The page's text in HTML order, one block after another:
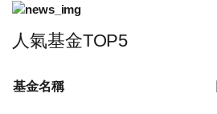
人氣基金TOP5
基金名稱